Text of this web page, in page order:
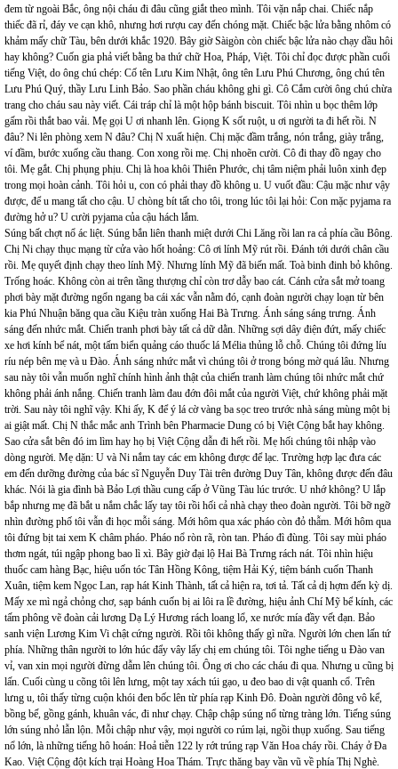
đem từ ngoài Bắc, ông nội cháu đi đâu cũng giắt theo mình. Tôi vặn nắp chai. Chiếc nắp
thiếc đã rỉ, đáy ve cạn khô, nhưng hơi rượu cay đến chóng mặt. Chiếc bậc lửa bằng nhôm có
khảm mấy chữ Tàu, bên dưới khắc 1920. Bây giờ Sàigòn còn chiếc bậc lửa nào chạy dầu hôi
hay không? Cuốn gia phả viết bằng ba thứ chữ Hoa, Pháp, Việt. Tôi chỉ đọc được phần cuối
tiếng Việt, do ông chú chép: Cố tên Lưu Kim Nhật, ông tên Lưu Phú Chương, ông chú tên
Lưu Phú Quý, thầy Lưu Linh Bảo. Sao phần cháu không ghi gì. Cô Cắm cười ông chú chừa
trang cho cháu sau này viết. Cái tráp chỉ là một hộp bánh biscuit. Tôi nhìn u bọc thêm lớp
gấm rồi thắt bao vải. Mẹ gọi U ơi nhanh lên. Giọng K sốt ruột, u ơi người ta đi hết rồi. N
đâu? Ni lên phòng xem N đâu? Chị N xuất hiện. Chị mặc đầm trắng, nón trắng, giày trắng,
ví đầm, bước xuống cầu thang. Con xong rồi mẹ. Chị nhoẽn cười. Cô đi thay đồ ngay cho
tôi. Mẹ gắt. Chị phụng phịu. Chị là hoa khôi Thiên Phước, chị tâm niệm phải luôn xinh đẹp
trong mọi hoàn cảnh. Tôi hỏi u, con có phải thay đồ không u. U vuốt đầu: Cậu mặc như vậy
được, để u mang tất cho cậu. U chòng bít tất cho tôi, trong lúc tôi lại hỏi: Con mặc pyjama ra
đường hở u? U cười pyjama của cậu hách lắm.
Súng bất chợt nổ ác liệt. Súng bắn liên thanh miệt dưới Chi Lăng rồi lan ra cả phía cầu Bông.
Chị Ni chạy thục mạng từ cửa vào hốt hoảng: Cô ơi lính Mỹ rút rồi. Đánh tới dưới chân cầu
rồi. Mẹ quyết định chạy theo lính Mỹ. Nhưng lính Mỹ đã biến mất. Toà binh đinh bỏ không.
Trống hoác. Không còn ai trên tầng thượng chỉ còn trơ dẫy bao cát. Cánh cửa sắt mở toang
phơi bày mặt đường ngổn ngang ba cái xác vẫn nằm đó, cạnh đoàn người chạy loạn từ bên
kia Phú Nhuận băng qua cầu Kiệu tràn xuống Hai Bà Trưng. Ánh sáng sáng trưng. Ánh
sáng đến nhức mắt. Chiến tranh phơi bày tất cả dữ dằn. Những sợi dây điện đứt, mấy chiếc
xe hơi kính bể nát, một tấm biển quảng cáo thuốc lá Mélia thủng lỗ chỗ. Chúng tôi đứng líu
ríu nép bên mẹ và u Đào. Ánh sáng nhức mắt vì chúng tôi ở trong bóng mờ quá lâu. Nhưng
sau này tôi vẫn muốn nghĩ chính hình ảnh thật của chiến tranh làm chúng tôi nhức mắt chứ
không phải ánh nắng. Chiến tranh làm đau đớn đôi mắt của người Việt, chứ không phải mặt
trời. Sau này tôi nghĩ vậy. Khi ấy, K để ý lá cờ vàng ba sọc treo trước nhà sáng mùng một bị
ai giật mất. Chị N thắc mắc anh Trình bên Pharmacie Dung có bị Việt Cộng bắt hay không.
Sao cửa sắt bên đó im lìm hay họ bị Việt Cộng dẫn đi hết rồi. Mẹ hối chúng tôi nhập vào
dòng người. Mẹ dặn: U và Ni nắm tay các em không được để lạc. Trường hợp lạc đưa các
em đến dưỡng đường của bác sĩ Nguyễn Duy Tài trên đường Duy Tân, không được đến đâu
khác. Nói là gia đình bà Bảo Lợi thầu cung cấp ở Vũng Tàu lúc trước. U nhớ không? U lắp
bắp nhưng mẹ đã bắt u nắm chắc lấy tay tôi rồi hối cả nhà chạy theo đoàn người. Tôi bỡ ngỡ
nhìn đường phố tôi vẫn đi học mỗi sáng. Mới hôm qua xác pháo còn đỏ thẫm. Mới hôm qua
tôi đứng bịt tai xem K châm pháo. Pháo nổ ròn rã, ròn tan. Pháo đì đùng. Tôi say mùi pháo
thơm ngát, túi ngập phong bao lì xì. Bây giờ đại lộ Hai Bà Trưng rách nát. Tôi nhìn hiệu
thuốc cam hàng Bạc, hiệu uốn tóc Tân Hồng Kông, tiệm Hải Ký, tiệm bánh cuốn Thanh
Xuân, tiệm kem Ngọc Lan, rạp hát Kinh Thành, tất cả hiện ra, tơi tả. Tất cả dị hợm đến kỳ dị.
Mấy xe mì ngả chỏng chơ, sạp bánh cuốn bị ai lôi ra lề đường, hiệu ảnh Chí Mỹ bể kính, các
tấm phông vẽ đoàn cải lương Dạ Lý Hương rách loang lổ, xe nước mía đầy vết đạn. Bảo
sanh viện Lương Kim Vi chật cứng người. Rồi tôi không thấy gì nữa. Người lớn chen lấn tứ
phía. Những thân người to lớn húc đẩy vây lấy chị em chúng tôi. Tôi nghe tiếng u Đào van
vỉ, van xin mọi người đừng dẫm lên chúng tôi. Ông ơi cho các cháu đi qua. Nhưng u cũng bị
lấn. Cuối cùng u cõng tôi lên lưng, một tay xách túi gạo, u đeo bao di vật quanh cổ. Trên
lưng u, tôi thấy từng cuộn khói đen bốc lên từ phía rạp Kinh Đô. Đoàn người đông vô kể,
bồng bế, gồng gánh, khuân vác, đi như chạy. Chập chập súng nổ từng tràng lớn. Tiếng súng
lớn súng nhỏ lẫn lộn. Mỗi chập như vậy, mọi người co rúm lại, ngồi thụp xuống. Sau tiếng
nổ lớn, là những tiếng hô hoán: Hoả tiễn 122 ly rớt trúng rạp Văn Hoa cháy rồi. Cháy ở Đa
Kao. Việt Cộng đột kích trại Hoàng Hoa Thám. Trực thăng bay vần vũ về phía Thị Nghè.